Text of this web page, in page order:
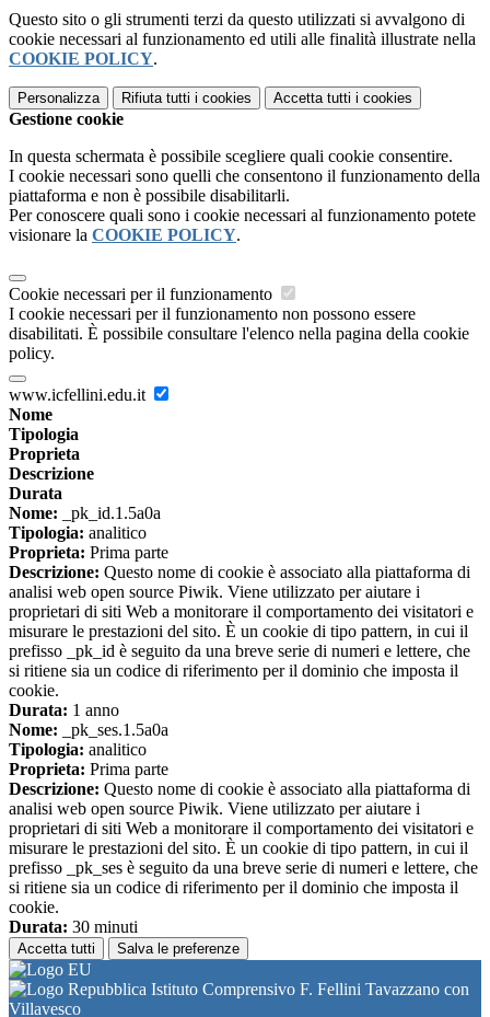
Questo sito o gli strumenti terzi da questo utilizzati si avvalgono di
cookie necessari al funzionamento ed utili alle finalità illustrate nella
COOKIE POLICY.
Personalizza Rifiuta tutti i cookies Accetta tutti i cookies
Gestione cookie
In questa schermata è possibile scegliere quali cookie consentire.
I cookie necessari sono quelli che consentono il funzionamento della
piattaforma e non è possibile disabilitarli.
Per conoscere quali sono i cookie necessari al funzionamento potete
visionare la COOKIE POLICY.
Cookie necessari per il funzionamento
I cookie necessari per il funzionamento non possono essere
disabilitati. È possibile consultare l'elenco nella pagina della cookie
policy.
www.icfellini.edu.it
Nome
Tipologia
Proprieta
Descrizione
Durata
Nome: _pk_id.1.5a0a
Tipologia: analitico
Proprieta: Prima parte
Descrizione: Questo nome di cookie è associato alla piattaforma di
analisi web open source Piwik. Viene utilizzato per aiutare i
proprietari di siti Web a monitorare il comportamento dei visitatori e
misurare le prestazioni del sito. È un cookie di tipo pattern, in cui il
prefisso _pk_id è seguito da una breve serie di numeri e lettere, che
si ritiene sia un codice di riferimento per il dominio che imposta il
cookie.
Durata: 1 anno
Nome: _pk_ses.1.5a0a
Tipologia: analitico
Proprieta: Prima parte
Descrizione: Questo nome di cookie è associato alla piattaforma di
analisi web open source Piwik. Viene utilizzato per aiutare i
proprietari di siti Web a monitorare il comportamento dei visitatori e
misurare le prestazioni del sito. È un cookie di tipo pattern, in cui il
prefisso _pk_ses è seguito da una breve serie di numeri e lettere, che
si ritiene sia un codice di riferimento per il dominio che imposta il
cookie.
Durata: 30 minuti
Accetta tutti Salva le preferenze
Istituto Comprensivo F. Fellini Tavazzano con
Villavesco